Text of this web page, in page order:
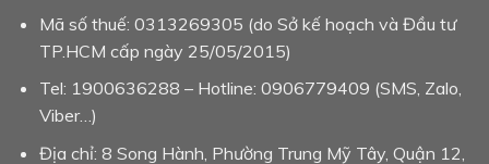
Mã số thuế: 0313269305 (do Sở kế hoạch và Đầu tư
TP.HCM cấp ngày 25/05/2015)
Tel: 1900636288 – Hotline: 0906779409 (SMS, Zalo,
Viber…)
Địa chỉ: 8 Song Hành, Phường Trung Mỹ Tây, Quận 12,